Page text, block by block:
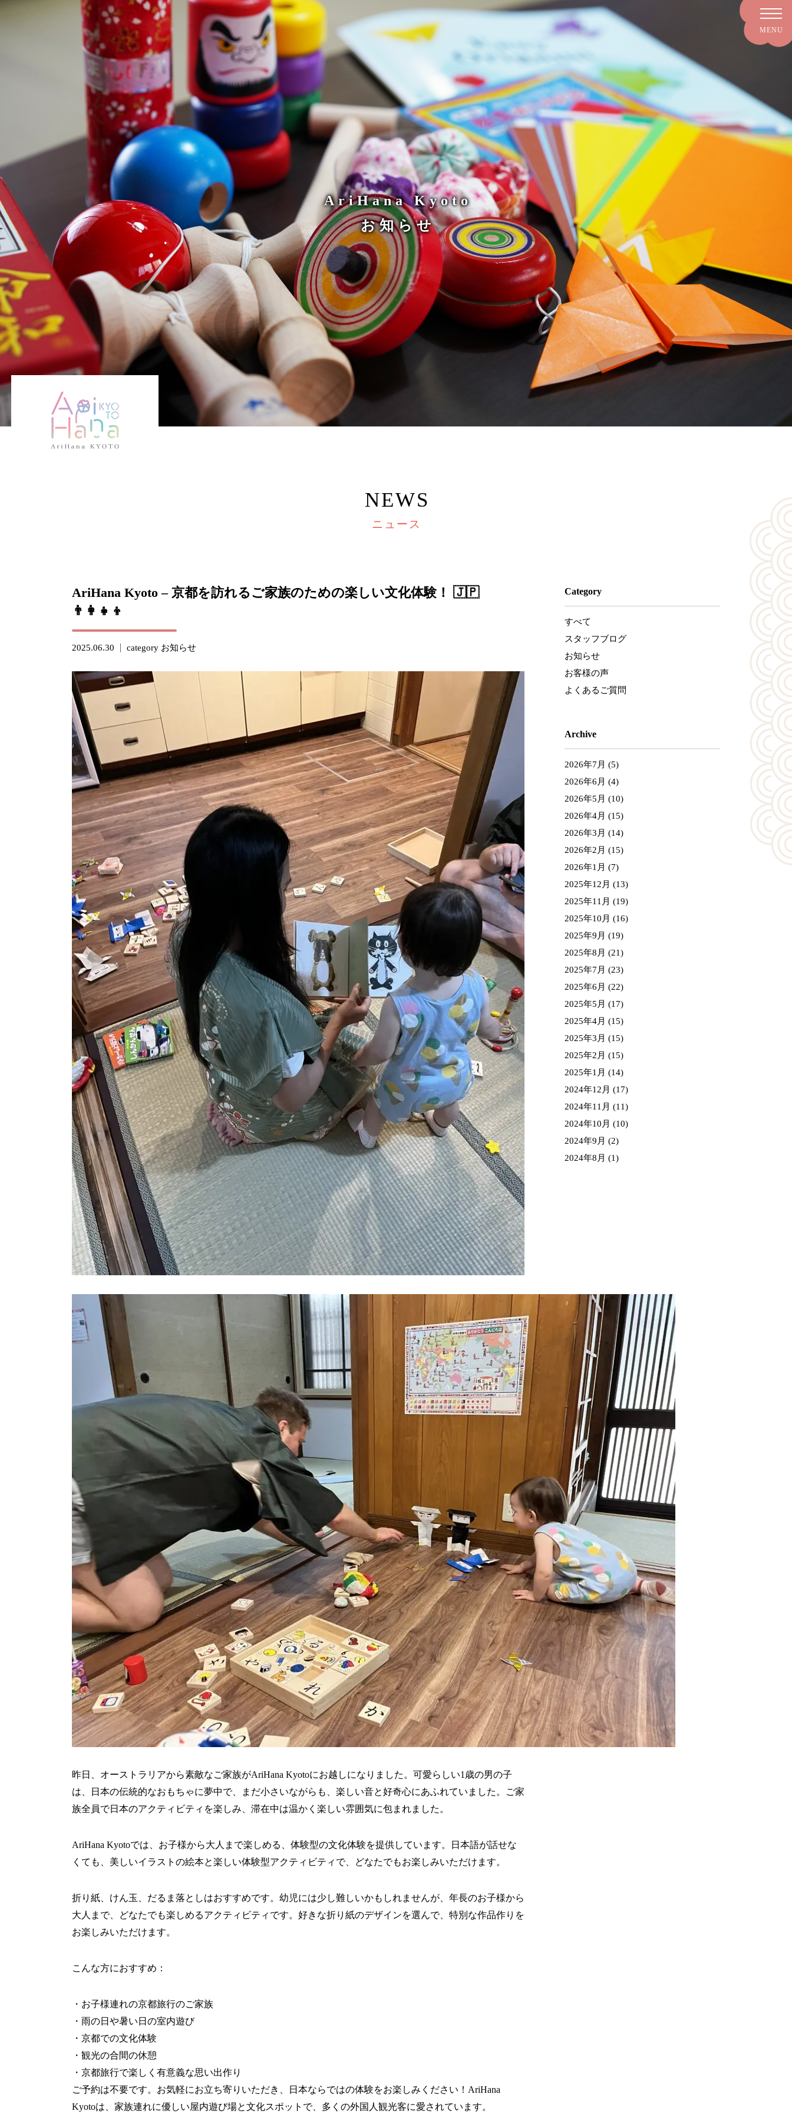
AriHana Kyoto
お知らせ
NEWS
ニュース
AriHana Kyoto – 京都を訪れるご家族のための楽しい文化体験！ 🇯🇵
👨‍👩‍👧‍👦
2025.06.30 category お知らせ
昨日、オーストラリアから素敵なご家族がAriHana Kyotoにお越しになりました。可愛らしい1歳の男の子
は、日本の伝統的なおもちゃに夢中で、まだ小さいながらも、楽しい音と好奇心にあふれていました。ご家
族全員で日本のアクティビティを楽しみ、滞在中は温かく楽しい雰囲気に包まれました。
AriHana Kyotoでは、お子様から大人まで楽しめる、体験型の文化体験を提供しています。日本語が話せな
くても、美しいイラストの絵本と楽しい体験型アクティビティで、どなたでもお楽しみいただけます。
折り紙、けん玉、だるま落としはおすすめです。幼児には少し難しいかもしれませんが、年長のお子様から
大人まで、どなたでも楽しめるアクティビティです。好きな折り紙のデザインを選んで、特別な作品作りを
お楽しみいただけます。
こんな方におすすめ：
・お子様連れの京都旅行のご家族
・雨の日や暑い日の室内遊び
・京都での文化体験
・観光の合間の休憩
・京都旅行で楽しく有意義な思い出作り
ご予約は不要です。お気軽にお立ち寄りいただき、日本ならではの体験をお楽しみください！AriHana
Kyotoは、家族連れに優しい屋内遊び場と文化スポットで、多くの外国人観光客に愛されています。
Category
すべて
スタッフブログ
お知らせ
お客様の声
よくあるご質問
Archive
2026年7月 (5)
2026年6月 (4)
2026年5月 (10)
2026年4月 (15)
2026年3月 (14)
2026年2月 (15)
2026年1月 (7)
2025年12月 (13)
2025年11月 (19)
2025年10月 (16)
2025年9月 (19)
2025年8月 (21)
2025年7月 (23)
2025年6月 (22)
2025年5月 (17)
2025年4月 (15)
2025年3月 (15)
2025年2月 (15)
2025年1月 (14)
2024年12月 (17)
2024年11月 (11)
2024年10月 (10)
2024年9月 (2)
2024年8月 (1)